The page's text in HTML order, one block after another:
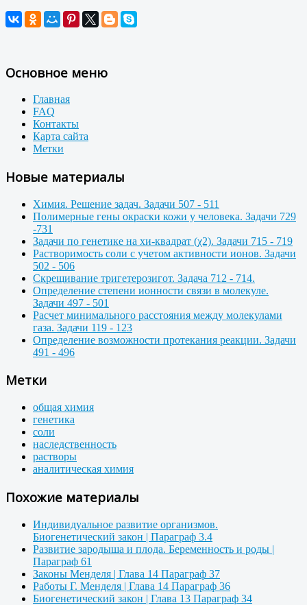
Основное меню
Главная
FAQ
Контакты
Карта сайта
Метки
Новые материалы
Химия. Решение задач. Задачи 507 - 511
Полимерные гены окраски кожи у человека. Задачи 729
-731
Задачи по генетике на хи-квадрат (χ2). Задачи 715 - 719
Растворимость соли с учетом активности ионов. Задачи
502 - 506
Скрещивание тригетерозигот. Задача 712 - 714.
Определение степени ионности связи в молекуле.
Задачи 497 - 501
Расчет минимального расстояния между молекулами
газа. Задачи 119 - 123
Определение возможности протекания реакции. Задачи
491 - 496
Метки
общая химия
генетика
соли
наследственность
растворы
аналитическая химия
Похожие материалы
Индивидуальное развитие организмов.
Биогенетический закон | Параграф 3.4
Развитие зародыша и плода. Беременность и роды |
Параграф 61
Законы Менделя | Глава 14 Параграф 37
Работы Г. Менделя | Глава 14 Параграф 36
Биогенетический закон | Глава 13 Параграф 34